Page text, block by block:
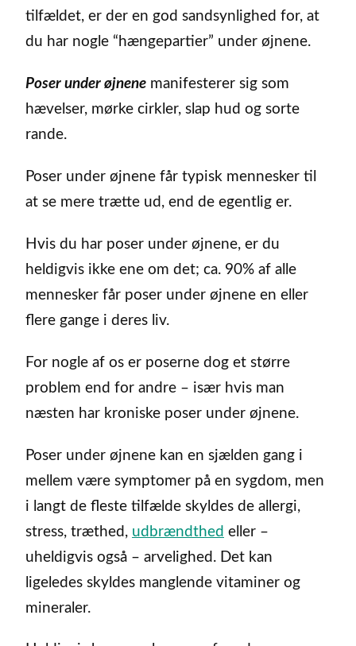
tilfældet, er der en god sandsynlighed for, at
du har nogle “hængepartier” under øjnene.
Poser under øjnene manifesterer sig som
hævelser, mørke cirkler, slap hud og sorte
rande.
Poser under øjnene får typisk mennesker til
at se mere trætte ud, end de egentlig er.
Hvis du har poser under øjnene, er du
heldigvis ikke ene om det; ca. 90% af alle
mennesker får poser under øjnene en eller
flere gange i deres liv.
For nogle af os er poserne dog et større
problem end for andre – især hvis man
næsten har kroniske poser under øjnene.
Poser under øjnene kan en sjælden gang i
mellem være symptomer på en sygdom, men
i langt de fleste tilfælde skyldes de allergi,
stress, træthed, udbrændthed eller –
uheldigvis også – arvelighed. Det kan
ligeledes skyldes manglende vitaminer og
mineraler.